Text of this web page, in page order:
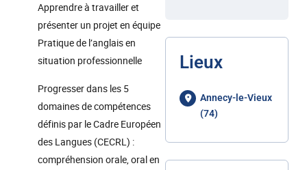
Apprendre à travailler et
présenter un projet en équipe
Pratique de l’anglais en
situation professionnelle
Progresser dans les 5
domaines de compétences
définis par le Cadre Européen
des Langues (CECRL) :
compréhension orale, oral en
Lieux
Annecy-le-Vieux
(74)